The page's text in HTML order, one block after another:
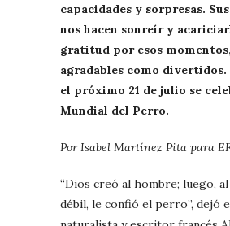
capacidades y sorpresas.
nos hacen sonreír y
gratitud por esos
agradables como divertidos.
el próximo 21 de julio se
Mundial del Perro.
Por Isabel Martínez Pita para
“Dios creó al hombre; luego,
débil, le confió el perro”, dejó